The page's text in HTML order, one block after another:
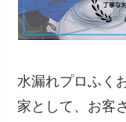
水漏れプロふく
家として、お客